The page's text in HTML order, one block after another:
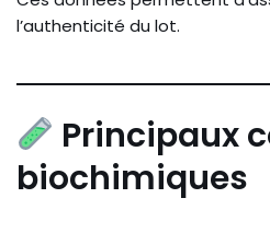
l’authenticité du lot.
Principaux
biochimiques